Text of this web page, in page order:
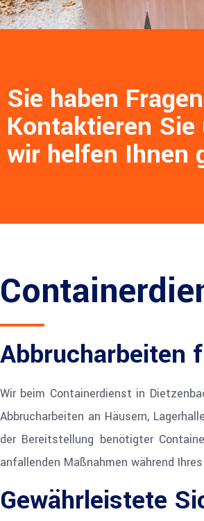
Sie haben
Kontaktieren Sie
wir helfen Ihnen
Abbrucharbeiten
Wir beim Containerdienst in
Abbrucharbeiten an Häusern,
der Bereitstellung benötigter
anfallenden Maßnahmen während
Gewährleistete